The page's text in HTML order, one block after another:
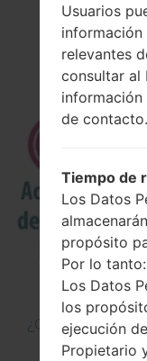
Los 5
¿Cómo Activar
Usuarios
información
relevantes
consultar al
de contacto.
Tiempo de
Los Datos
propósito
Por lo tanto:
Los Datos
los
ejecución
Propietario